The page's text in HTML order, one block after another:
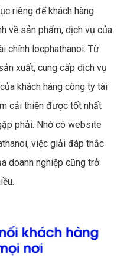
riêng để khách hàng
về sản phẩm, dịch vụ của
chính locphathanoi. Từ
xuất, cung cấp dịch vụ
khách hàng công ty tài
cải thiện được tốt nhất
phải. Nhờ có website
việc giải đáp thắc
doanh nghiệp cũng trở